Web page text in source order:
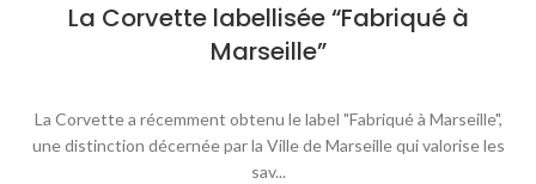
La Corvette labellisée “Fabriqué à
Marseille”
La Corvette a récemment obtenu le label "Fabriqué à Marseille",
une distinction décernée par la Ville de Marseille qui valorise les
sav...